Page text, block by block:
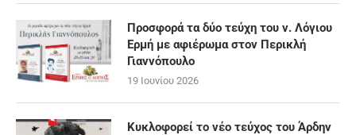
Προσφορά τα δύο τεύχη του ν. Λόγιου
Ερμή με αφιέρωμα στον Περικλή
Γιαννόπουλο
19 Ιουνίου 2026
Κυκλοφορεί το νέο τεύχος του Άρδην